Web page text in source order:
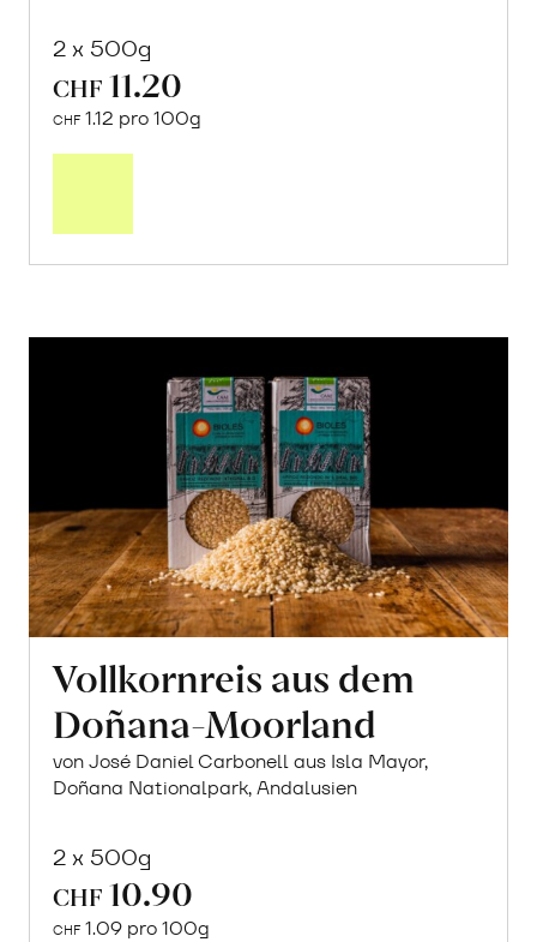
2 x 500g
CHF 11.20
CHF 1.12 pro 100g
Vollkornreis aus dem
Doñana-Moorland
von José Daniel Carbonell aus Isla Mayor,
Doñana Nationalpark, Andalusien
2 x 500g
CHF 10.90
CHF 1.09 pro 100g